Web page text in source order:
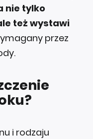
nie tylko
też wystawi
przez
i rodzaju